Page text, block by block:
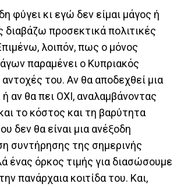
φύγει κι εγώ δεν είμαι μάγος ή
προσεκτικά πολιτικές
λοιπόν, πως ο μόνος
παραμένει ο Κυπριακός
αντοχές του. Αν θα αποδεχθεί μια
αν θα πει ΟΧΙ, αναλαμβάνοντας
το κόστος και τη βαρύτητα
δεν θα είναι μια ανέξοδη
συντήρησης της σημερινής
ένας όρκος τιμής για διασώσουμε
πανάρχαια κοιτίδα του. Και,